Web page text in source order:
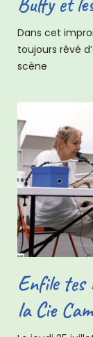
Dans cet
toujours rêvé
scène
Enfile tes
la Cie